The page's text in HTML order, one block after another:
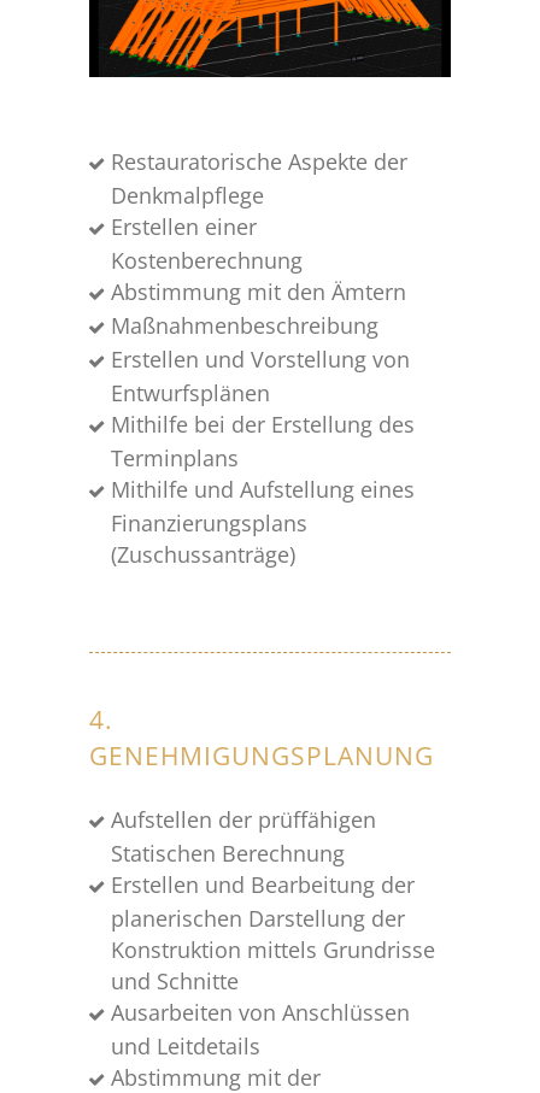
Restauratorische Aspekte der
Denkmalpflege
Erstellen einer
Kostenberechnung
Abstimmung mit den Ämtern
Maßnahmenbeschreibung
Erstellen und Vorstellung von
Entwurfsplänen
Mithilfe bei der Erstellung des
Terminplans
Mithilfe und Aufstellung eines
Finanzierungsplans
(Zuschussanträge)
4.
GENEHMIGUNGSPLANUNG
Aufstellen der prüffähigen
Statischen Berechnung
Erstellen und Bearbeitung der
planerischen Darstellung der
Konstruktion mittels Grundrisse
und Schnitte
Ausarbeiten von Anschlüssen
und Leitdetails
Abstimmung mit der